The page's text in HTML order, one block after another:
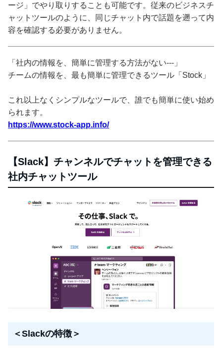
ージ」でやり取りすることも可能です。従来のビジネスチ
ャットツールのように、同じチャット内で話題を遡って内
容を確認する必要がありません。
「社内の情報を、簡単に管理する方法がない---」
チームの情報を、最も簡単に管理できるツール「Stock」
これ以上なくシンプルなツールで、誰でも簡単に使い始め
られます。
https://www.stock-app.info/
【Slack】チャンネルでチャットを管理できる
社内チャットツール
＜Slackの特徴＞